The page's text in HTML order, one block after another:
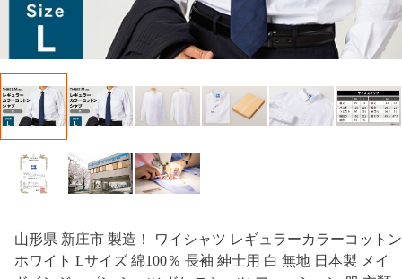
山形県 新庄市 製造！ ワイシャツ レギュラーカラーコットン
ホワイト Lサイズ 綿100％ 長袖 紳士用 白 無地 日本製 メイ